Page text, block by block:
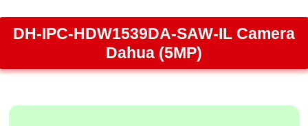
DH-IPC-HDW1539DA-SAW-IL Camera
Dahua (5MP)